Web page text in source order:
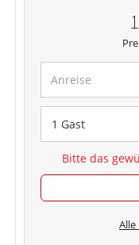
1 Gast
Bitte das
Alle